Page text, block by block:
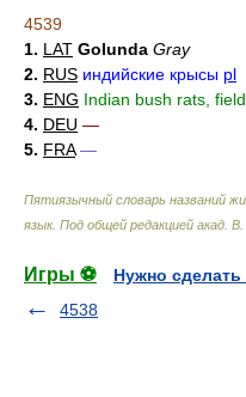
4539
1. LAT Golunda Gray
2. RUS индийские крысы pl
3. ENG Indian bush rats,
4. DEU —
5. FRA —
Пятиязычный словарь названий
язык. Под общей редакцией акад.
Игры ⚽
Нужно
4538